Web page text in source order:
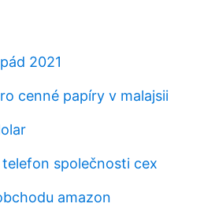
2021
cenné papíry v malajsii
společnosti cex
amazon